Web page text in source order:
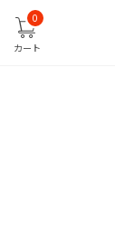
カート
0